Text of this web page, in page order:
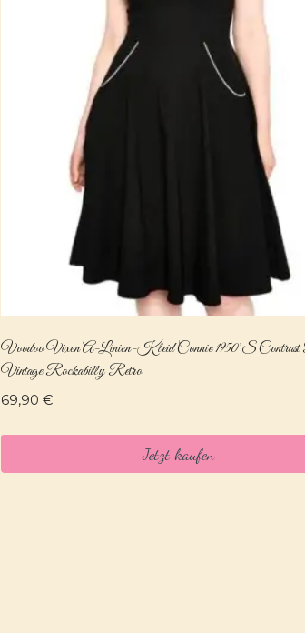
Voodoo Vixen A-Linien-Kleid Connie 1950’s
Vintage Rockabilly Retro
69,90 €
Jetzt kaufen